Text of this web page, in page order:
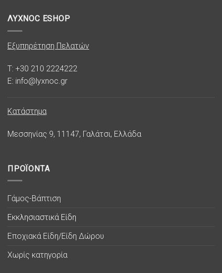
ΛΥΧΝΟC ESHOP
Εξυπηρέτηση Πελατών
T: +30 210 2224222
E: info@lyxnoc.gr
Κατάστημα
Μεσσηνίας 9, 11147, Γαλάτσι, Ελλάδα
ΠΡΟΪΟΝΤΑ
Γάμος-Βάπτιση
Εκκλησιαστικά Είδη
Εποχιακά Είδη/Είδη Δώρου
Χωρίς κατηγορία